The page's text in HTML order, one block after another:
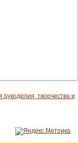
рукоделия, творчества и